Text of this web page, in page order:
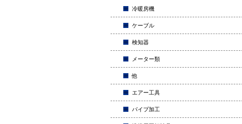
冷暖房機
ケーブル
検知器
メーター類
他
エアー工具
パイプ加工